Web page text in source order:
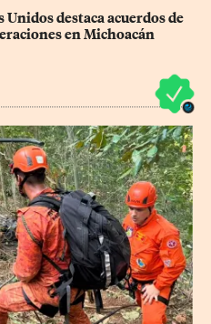
destaca acuerdos de
en Michoacán